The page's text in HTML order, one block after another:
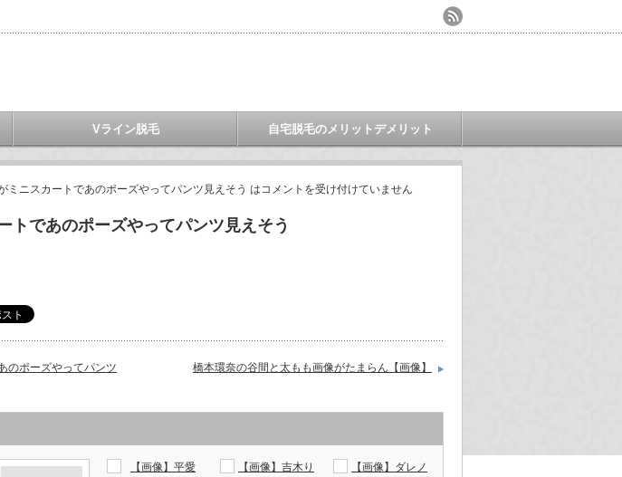
Vライン脱毛 自宅脱毛のメリットデメリット
ミニスカートであのポーズやってパンツ見えそう はコメントを受け付けていません
トであのポーズやってパンツ見えそう
のポーズやってパンツ
橋本環奈の谷間と太もも画像がたまらん【画像】
【画像】平愛
【画像】吉木り
【画像】ダレノ